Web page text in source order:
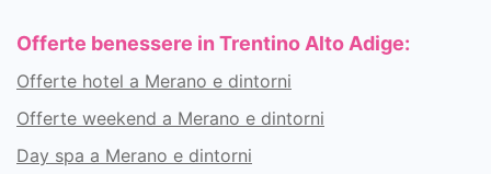
Offerte benessere in Trentino Alto Adige:
Offerte hotel a Merano e dintorni
Offerte weekend a Merano e dintorni
Day spa a Merano e dintorni